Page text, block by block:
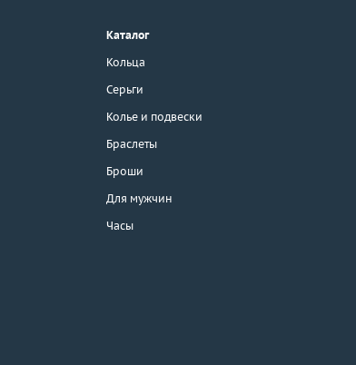
г. Москва, Тихвинский пер., д. 7,
3D-тур по шоуруму
Каталог
Кольца
Серьги
Колье и подвески
Браслеты
Броши
Для мужчин
Часы